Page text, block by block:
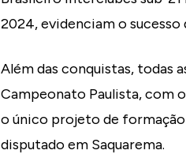
2024, evidenciam o sucesso
Além das conquistas, todas
Campeonato Paulista, com
o único projeto de
disputado em Saquarema.